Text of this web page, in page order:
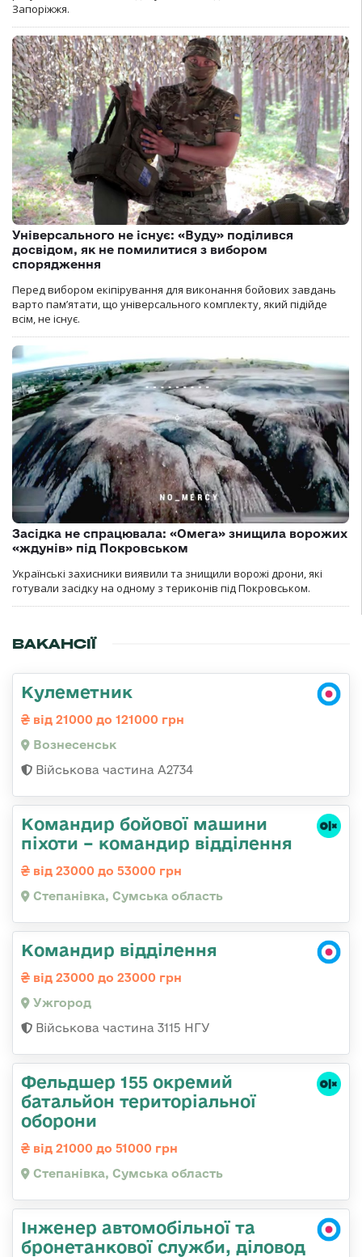
Запоріжжя.
Універсального не існує: «Вуду» поділився
досвідом, як не помилитися з вибором
спорядження
Перед вибором екіпірування для виконання бойових завдань
варто пам’ятати, що універсального комплекту, який підійде
всім, не існує.
Засідка не спрацювала: «Омега» знищила ворожих
«ждунів» під Покровськом
Українські захисники виявили та знищили ворожі дрони, які
готували засідку на одному з териконів під Покровськом.
ВАКАНСІЇ
Кулеметник
від 21000 до 121000 грн
Вознесенськ
Військова частина А2734
Командир бойової машини
піхоти – командир відділення
від 23000 до 53000 грн
Степанівка, Сумська область
Командир відділення
від 23000 до 23000 грн
Ужгород
Військова частина 3115 НГУ
Фельдшер 155 окремий
батальйон територіальної
оборони
від 21000 до 51000 грн
Степанівка, Сумська область
Інженер автомобільної та
бронетанкової служби, діловод